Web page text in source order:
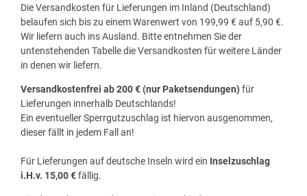
Die Versandkosten für Lieferungen im Inland (Deutschland)
belaufen sich bis zu einem Warenwert von 199,99 € auf 5,90 €.
Wir liefern auch ins Ausland. Bitte entnehmen Sie der
untenstehenden Tabelle die Versandkosten für weitere Länder
in denen wir liefern.
Versandkostenfrei ab 200 € (nur Paketsendungen)für
Lieferungen innerhalb Deutschlands!
Ein eventueller Sperrgutzuschlag ist hiervon ausgenommen,
dieser fällt in jedem Fall an!
Für Lieferungen auf deutsche Inseln wird ein Inselzuschlag
i.H.v. 15,00 €fällig.